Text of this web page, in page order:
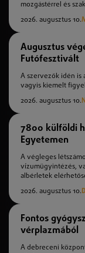
mozgástérrel és
2026. augusztus 10.
Augusztus
Futófesztivált
A szervezők idén is
vagyis kiemelt
2026. augusztus 10.
7800 külföldi
Egyetemen
A végleges
vízumügyintézés,
albérletek
2026. augusztus 10.
Fontos
vérplazmából
A debreceni